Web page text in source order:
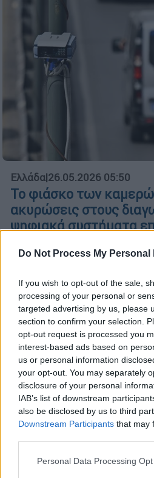
Do Not Process My Personal
If you wish to opt-out of the sale,
processing of your personal or
targeted advertising by us, please
section to confirm your selection.
opt-out request is processed you
interest-based ads based on
us or personal information
your opt-out. You may separately
disclosure of your personal
IAB’s list of downstream
also be disclosed by us to third
Downstream Participants that may
Please note that this website/app
Personal Data Processing
Ελλάδα|26.05.2026 05:50
Το φιάσκο των
ακυρώσεις στους
ψηφιακά συστήματα
O ένας μετά τον άλλον οι
συστήματα ψηφιακής
κυκλοφορίας
ακυρώσεις ή νέους